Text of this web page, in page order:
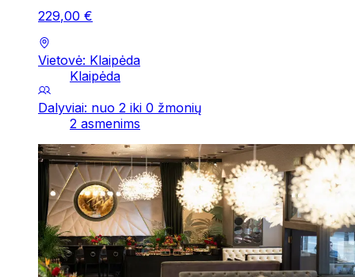
229,00 €
Vietovė: Klaipėda
Klaipėda
Dalyviai: nuo 2 iki 0 žmonių
2 asmenims